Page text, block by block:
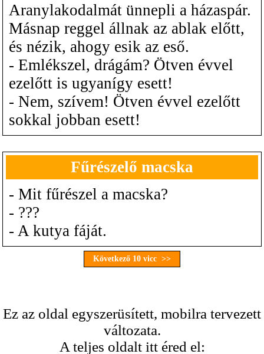
Aranylakodalmát ünnepli a házaspár.
Másnap reggel állnak az ablak előtt,
és nézik, ahogy esik az eső.
- Emlékszel, drágám? Ötven évvel
ezelőtt is ugyanígy esett!
- Nem, szívem! Ötven évvel ezelőtt
sokkal jobban esett!
Fűrészelő macska
- Mit fűrészel a macska?
- ???
- A kutya fáját.
Következő 10 vicc >>
Ez az oldal egyszerüsített, mobilra tervezett
változata.
A teljes oldalt itt éred el: